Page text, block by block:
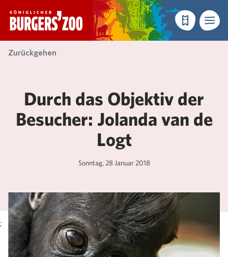
- Startseite
Reservieren
Menü
Zurückgehen
;
Durch das Objektiv der
Besucher: Jolanda van de
Logt
Sonntag, 28 Januar 2018